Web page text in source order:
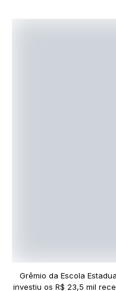
Grêmio da Escola
investiu os R$ 23,5 mil